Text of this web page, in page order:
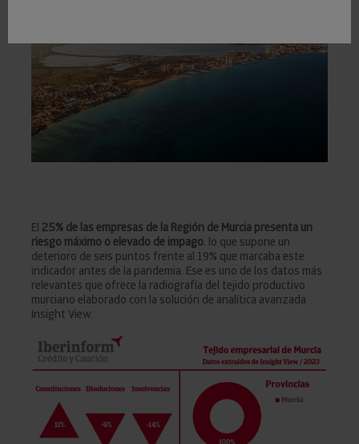
El 25% de las empresas de la Región de Murcia presenta un
riesgo máximo o elevado de impago, lo que supone un
deterioro de seis puntos frente al 19% que marcaba este
indicador antes de la pandemia. Ese es uno de los datos más
relevantes que ofrece la radiografía del tejido productivo
murciano elaborado con la solución de analítica avanzada
Insight View.